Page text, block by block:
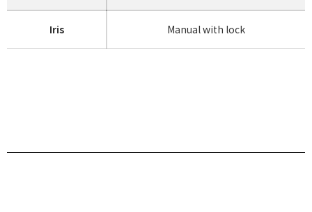
Iris Manual with lock